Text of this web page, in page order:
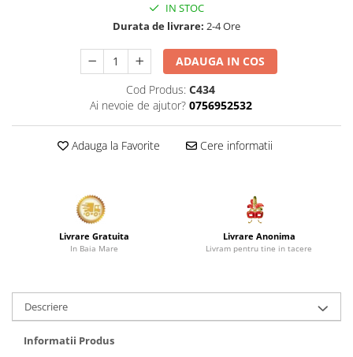
IN STOC
Durata de livrare: 2-4 Ore
ADAUGA IN COS
Cod Produs: C434
Ai nevoie de ajutor? 0756952532
Adauga la Favorite Cere informatii
Livrare Gratuita
In Baia Mare
Livrare Anonima
Livram pentru tine in tacere
Descriere
Informatii Produs